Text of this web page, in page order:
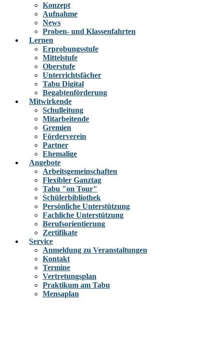
Konzept
Aufnahme
News
Proben- und Klassenfahrten
Lernen
Erprobungsstufe
Mittelstufe
Oberstufe
Unterrichtsfächer
Tabu Digital
Begabtenförderung
Mitwirkende
Schulleitung
Mitarbeitende
Gremien
Förderverein
Partner
Ehemalige
Angebote
Arbeitsgemeinschaften
Flexibler Ganztag
Tabu "on Tour"
Schülerbibliothek
Persönliche Unterstützung
Fachliche Unterstützung
Berufsorientierung
Zertifikate
Service
Anmeldung zu Veranstaltungen
Kontakt
Termine
Vertretungsplan
Praktikum am Tabu
Mensaplan